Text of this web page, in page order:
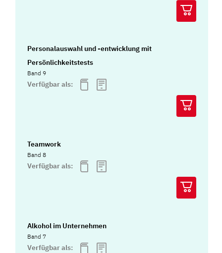
Personalauswahl und -entwicklung mit
Persönlichkeitstests
Band 9
Verfügbar als:
Teamwork
Band 8
Verfügbar als:
Alkohol im Unternehmen
Band 7
Verfügbar als: